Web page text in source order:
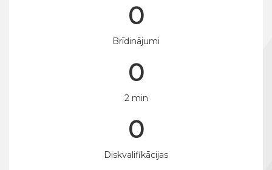
0
Brīdinājumi
0
2 min
0
Diskvalifikācijas